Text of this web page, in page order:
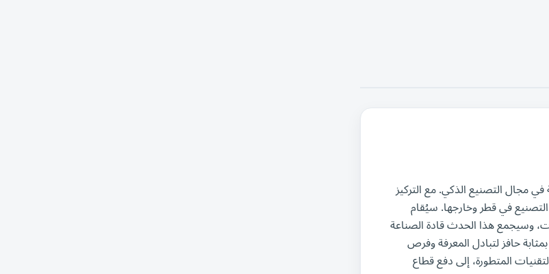
مجال التصنيع الذكي. مع التركيز
في قطر وخارجها. سيُقام
للمعارض والمؤتمرات، وسيجمع هذا الحدث قادة الصناعة
حافز لتبادل المعرفة وفرص
المتطورة، إلى دفع قطاع